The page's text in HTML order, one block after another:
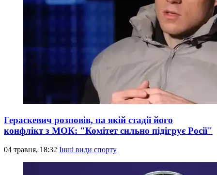
Гераскевич розповів, на якій стадії його
конфлікт з МОК: "Комітет сильно підігрує Росії"
04 травня, 18:32 Інші види спорту